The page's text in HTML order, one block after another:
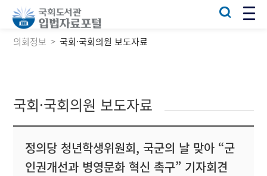
의회정보 국회·국회의원 보도자료
국회·국회의원 보도자료
정의당 청년학생위원회, 국군의 날 맞아 “군
인권개선과 병영문화 혁신 촉구” 기자회견